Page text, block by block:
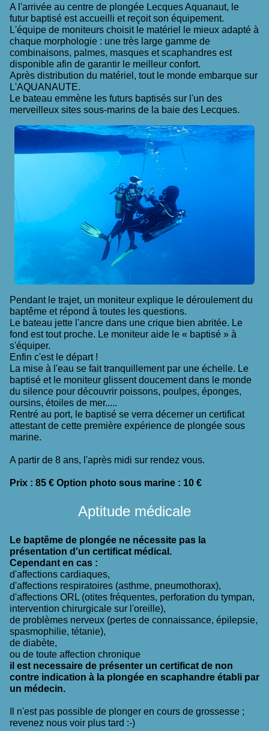
A l'arrivée au centre de plongée Lecques Aquanaut, le
futur baptisé est accueilli et reçoit son équipement.
L'équipe de moniteurs choisit le matériel le mieux adapté à
chaque morphologie : une très large gamme de
combinaisons, palmes, masques et scaphandres est
disponible afin de garantir le meilleur confort.
Après distribution du matériel, tout le monde embarque sur
L'AQUANAUTE.
Le bateau emmène les futurs baptisés sur l'un des
merveilleux sites sous-marins de la baie des Lecques.
Pendant le trajet, un moniteur explique le déroulement du
baptême et répond à toutes les questions.
Le bateau jette l'ancre dans une crique bien abritée. Le
fond est tout proche. Le moniteur aide le « baptisé » à
s'équiper.
Enfin c'est le départ !
La mise à l'eau se fait tranquillement par une échelle. Le
baptisé et le moniteur glissent doucement dans le monde
du silence pour découvrir poissons, poulpes, éponges,
oursins, étoiles de mer.....
Rentré au port, le baptisé se verra décerner un certificat
attestant de cette première expérience de plongée sous
marine.
A partir de 8 ans, l'après midi sur rendez vous.
Prix : 85 € Option photo sous marine : 10 €
Aptitude médicale
Le baptême de plongée ne nécessite pas la
présentation d'un certificat médical.
Cependant en cas :
d'affections cardiaques,
d'affections respiratoires (asthme, pneumothorax),
d'affections ORL (otites fréquentes, perforation du tympan,
intervention chirurgicale sur l'oreille),
de problèmes nerveux (pertes de connaissance, épilepsie,
spasmophilie, tétanie),
de diabète,
ou de toute affection chronique
il est necessaire de présenter un certificat de non
contre indication à la plongée en scaphandre établi par
un médecin.
Il n'est pas possible de plonger en cours de grossesse ;
revenez nous voir plus tard :-)